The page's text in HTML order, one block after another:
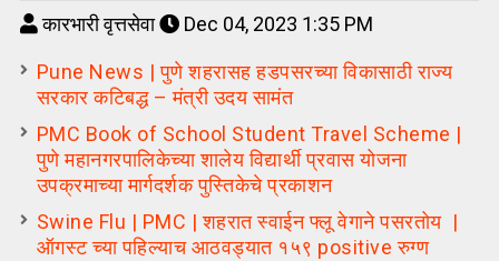
कारभारी वृत्तसेवा Dec 04, 2023 1:35 PM
Pune News | पुणे शहरासह हडपसरच्या विकासाठी राज्य
सरकार कटिबद्ध – मंत्री उदय सामंत
PMC Book of School Student Travel Scheme |
पुणे महानगरपालिकेच्या शालेय विद्यार्थी प्रवास योजना
उपक्रमाच्या मार्गदर्शक पुस्तिकेचे प्रकाशन
Swine Flu | PMC | शहरात स्वाईन फ्लू वेगाने पसरतोय |
ऑगस्ट च्या पहिल्याच आठवड्यात १५९ positive रुग्ण